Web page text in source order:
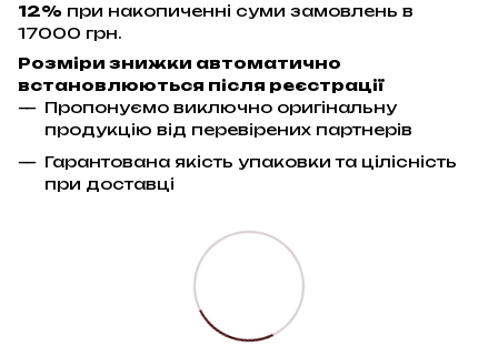
12% при накопиченні суми замовлень в
17000 грн.
Розміри знижки автоматично
встановлюються після реєстрації
Пропонуємо виключно оригінальну
продукцію від перевірених партнерів
Гарантована якість упаковки та цілісність
при доставці